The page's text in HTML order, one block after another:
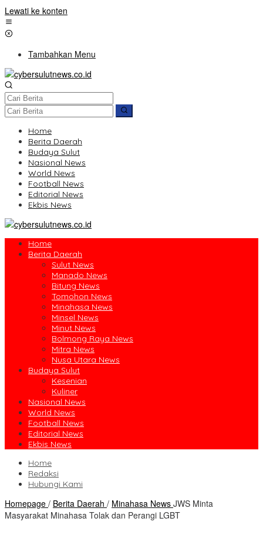
Lewati ke konten
Tambahkan Menu
Home
Berita Daerah
Budaya Sulut
Nasional News
World News
Football News
Editorial News
Ekbis News
Home
Berita Daerah
Sulut News
Manado News
Bitung News
Tomohon News
Minahasa News
Minsel News
Minut News
Bolmong Raya News
Mitra News
Nusa Utara News
Budaya Sulut
Kesenian
Kuliner
Nasional News
World News
Football News
Editorial News
Ekbis News
Home
Redaksi
Hubungi Kami
Homepage / Berita Daerah / Minahasa News JWS Minta
Masyarakat Minahasa Tolak dan Perangi LGBT